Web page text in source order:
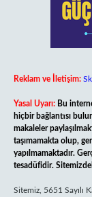
Reklam ve İletişim:
Yasal Uyarı: Bu
hiçbir bağlantısı
makaleler
taşımamakta olup,
yapılmamaktadır.
tesadüfidir.
Sitemiz, 5651 Sayılı